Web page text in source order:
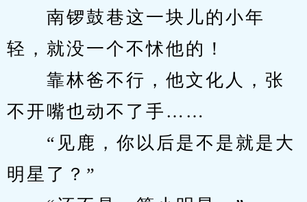
南锣鼓巷这一块儿的小年
轻，就没一个不怵他的！
靠林爸不行，他文化人，张
不开嘴也动不了手……
“见鹿，你以后是不是就是大
明星了？”